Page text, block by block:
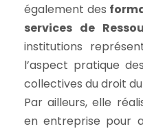
également des
services de
institutions
l’aspect pratique
collectives du droit
Par ailleurs, elle
en entreprise pour